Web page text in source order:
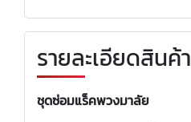
รายละเอียดสินค้า
ชุดซ่อมแร็คพวงมาลัย